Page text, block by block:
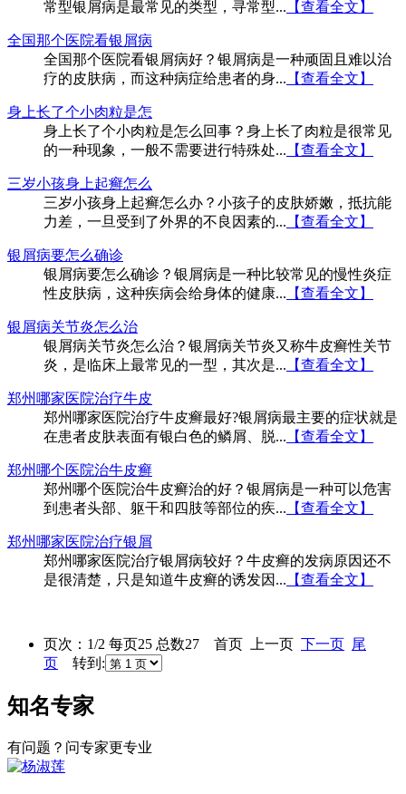
常型银屑病是最常见的类型，寻常型... 【查看全文】
全国那个医院看银屑病
全国那个医院看银屑病好？银屑病是一种顽固且难以治
疗的皮肤病，而这种病症给患者的身... 【查看全文】
身上长了个小肉粒是怎
身上长了个小肉粒是怎么回事？身上长了肉粒是很常见
的一种现象，一般不需要进行特殊处... 【查看全文】
三岁小孩身上起癣怎么
三岁小孩身上起癣怎么办？小孩子的皮肤娇嫩，抵抗能
力差，一旦受到了外界的不良因素的... 【查看全文】
银屑病要怎么确诊
银屑病要怎么确诊？银屑病是一种比较常见的慢性炎症
性皮肤病，这种疾病会给身体的健康... 【查看全文】
银屑病关节炎怎么治
银屑病关节炎怎么治？银屑病关节炎又称牛皮癣性关节
炎，是临床上最常见的一型，其次是... 【查看全文】
郑州哪家医院治疗牛皮
郑州哪家医院治疗牛皮癣最好?银屑病最主要的症状就是
在患者皮肤表面有银白色的鳞屑、脱... 【查看全文】
郑州哪个医院治牛皮癣
郑州哪个医院治牛皮癣治的好？银屑病是一种可以危害
到患者头部、躯干和四肢等部位的疾... 【查看全文】
郑州哪家医院治疗银屑
郑州哪家医院治疗银屑病较好？牛皮癣的发病原因还不
是很清楚，只是知道牛皮癣的诱发因... 【查看全文】
页次：1/2 每页25 总数27 首页 上一页 下一页 尾
页 转到:
知名专家
有问题？问专家更专业